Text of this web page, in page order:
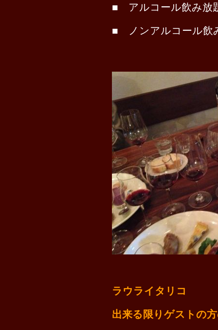
■ アルコール飲み
■ ノンアルコール
ラウライタリコ
出来る限りゲストの